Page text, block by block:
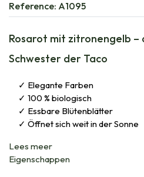
Reference: A1095
Rosarot mit zitronengelb
Schwester der Taco
Elegante Farben
100 % biologisch
Essbare Blütenblätter
Öffnet sich weit in der Sonne
Lees meer
Eigenschappen